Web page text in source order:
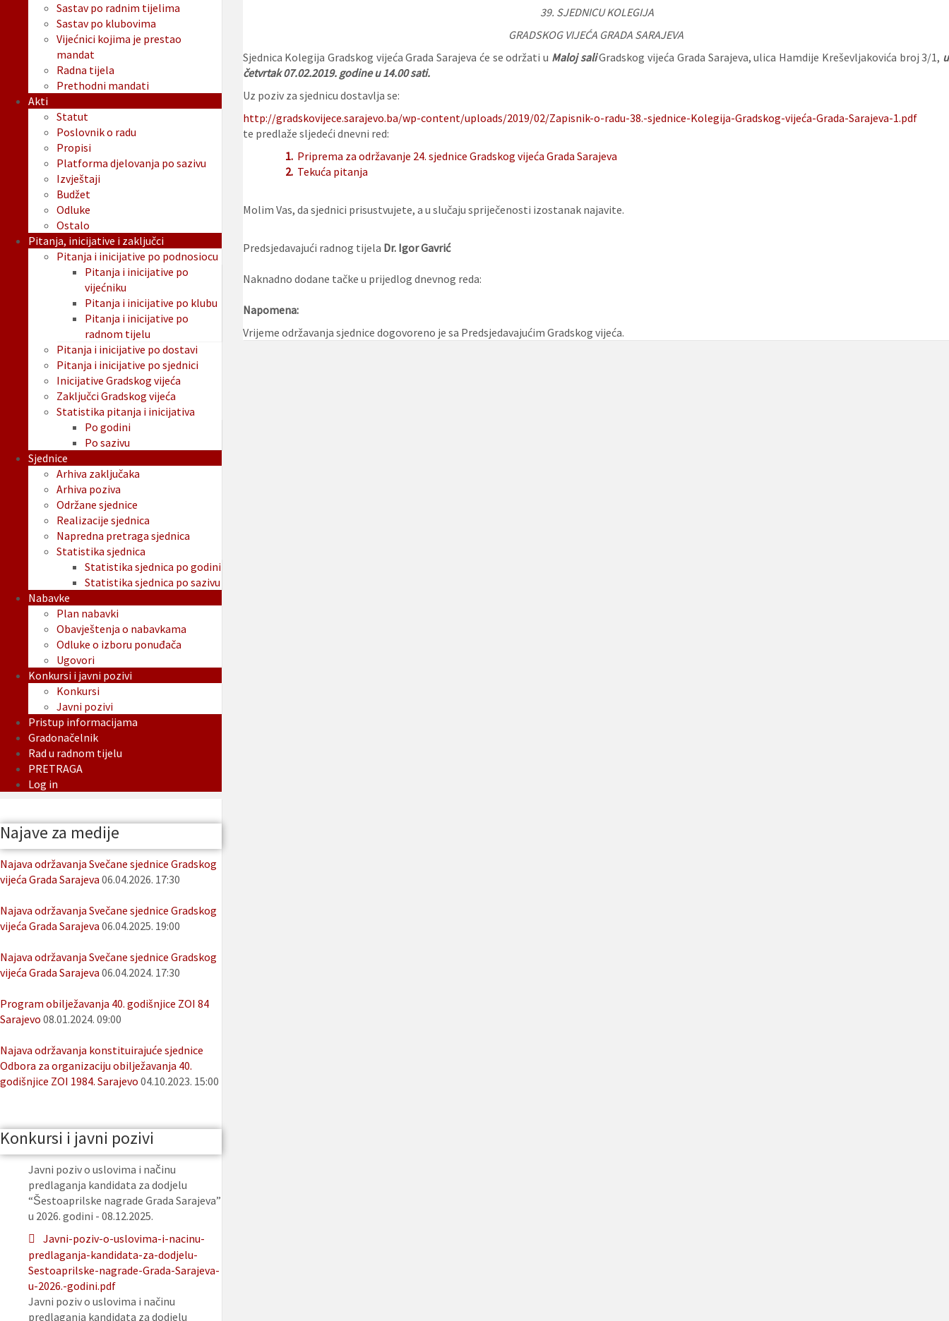
39. SJEDNICU KOLEGIJA
GRADSKOG VIJEĆA GRADA SARAJEVA
Sjednica Kolegija Gradskog vijeća Grada Sarajeva će se održati u Maloj saliGradskog vijeća Grada Sarajeva, ulica Hamdije Kreševljakovića broj 3/1, u
četvrtak 07.02.2019. godine u 14.00 sati.
Uz poziv za sjednicu dostavlja se:
http://gradskovijece.sarajevo.ba/wp-content/uploads/2019/02/Zapisnik-o-radu-38.-sjednice-Kolegija-Gradskog-vijeća-Grada-Sarajeva-1.pdf
te predlaže sljedeći dnevni red:
1. Priprema za održavanje 24. sjednice Gradskog vijeća Grada Sarajeva
2. Tekuća pitanja
Molim Vas, da sjednici prisustvujete, a u slučaju spriječenosti izostanak najavite.
Predsjedavajući radnog tijela Dr. Igor Gavrić
Naknadno dodane tačke u prijedlog dnevnog reda:
Napomena:
Vrijeme održavanja sjednice dogovoreno je sa Predsjedavajućim Gradskog vijeća.
Sastav po radnim tijelima
Sastav po klubovima
Vijećnici kojima je prestao
mandat
Radna tijela
Prethodni mandati
Akti
Statut
Poslovnik o radu
Propisi
Platforma djelovanja po sazivu
Izvještaji
Budžet
Odluke
Ostalo
Pitanja, inicijative i zaključci
Pitanja i inicijative po podnosiocu
Pitanja i inicijative po
vijećniku
Pitanja i inicijative po klubu
Pitanja i inicijative po
radnom tijelu
Pitanja i inicijative po dostavi
Pitanja i inicijative po sjednici
Inicijative Gradskog vijeća
Zaključci Gradskog vijeća
Statistika pitanja i inicijativa
Po godini
Po sazivu
Sjednice
Arhiva zaključaka
Arhiva poziva
Održane sjednice
Realizacije sjednica
Napredna pretraga sjednica
Statistika sjednica
Statistika sjednica po godini
Statistika sjednica po sazivu
Nabavke
Plan nabavki
Obavještenja o nabavkama
Odluke o izboru ponuđača
Ugovori
Konkursi i javni pozivi
Konkursi
Javni pozivi
Pristup informacijama
Gradonačelnik
Rad u radnom tijelu
PRETRAGA
Log in
Najave za medije
Najava održavanja Svečane sjednice Gradskog
vijeća Grada Sarajeva 06.04.2026. 17:30
Najava održavanja Svečane sjednice Gradskog
vijeća Grada Sarajeva 06.04.2025. 19:00
Najava održavanja Svečane sjednice Gradskog
vijeća Grada Sarajeva 06.04.2024. 17:30
Program obilježavanja 40. godišnjice ZOI 84
Sarajevo 08.01.2024. 09:00
Najava održavanja konstituirajuće sjednice
Odbora za organizaciju obilježavanja 40.
godišnjice ZOI 1984. Sarajevo 04.10.2023. 15:00
Konkursi i javni pozivi
Javni poziv o uslovima i načinu
predlaganja kandidata za dodjelu
“Šestoaprilske nagrade Grada Sarajeva”
u 2026. godini - 08.12.2025.
Javni-poziv-o-uslovima-i-nacinu-
predlaganja-kandidata-za-dodjelu-
Sestoaprilske-nagrade-Grada-Sarajeva-
u-2026.-godini.pdf
Javni poziv o uslovima i načinu
predlaganja kandidata za dodjelu